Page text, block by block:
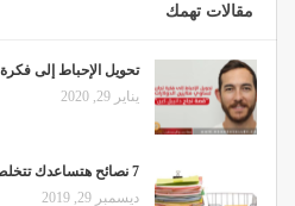
مقالات تهمك
تحويل الإحباط إلى
يناير 29, 2020
7 نصائح هتساعدك تتخلص من عادة ” التسويف “
ديسمبر 29, 2019